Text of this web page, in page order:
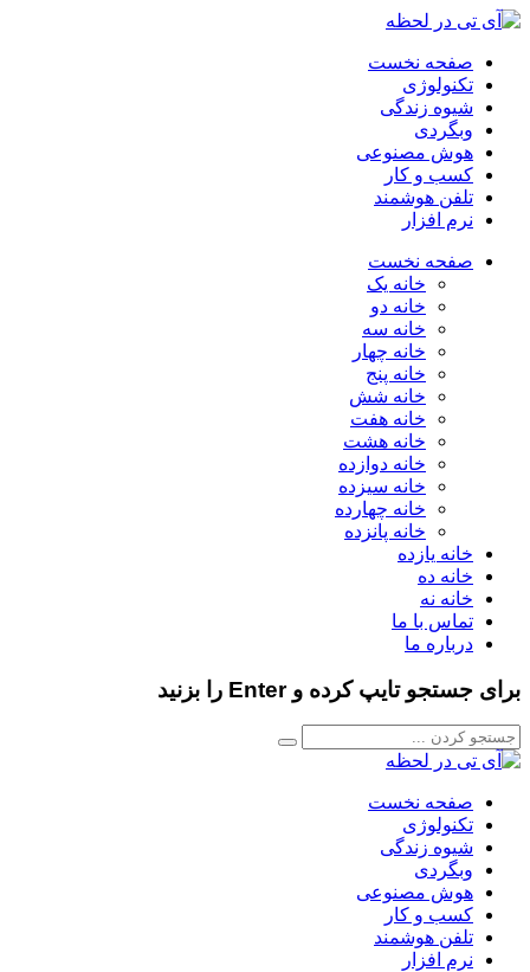
صفحه نخست
تکنولوژی
شیوه زندگی
وبگردی
هوش مصنوعی
کسب و کار
تلفن هوشمند
نرم افزار
صفحه نخست
خانه یک
خانه دو
خانه سه
خانه چهار
خانه پنج
خانه شش
خانه هفت
خانه هشت
خانه دوازده
خانه سیزده
خانه چهارده
خانه پانزده
خانه یازده
خانه ده
خانه نه
تماس با ما
درباره ما
برای جستجو تایپ کرده و Enter را بزنید
صفحه نخست
تکنولوژی
شیوه زندگی
وبگردی
هوش مصنوعی
کسب و کار
تلفن هوشمند
نرم افزار